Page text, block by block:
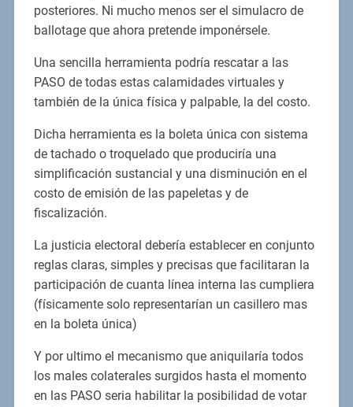
posteriores. Ni mucho menos ser el simulacro de
ballotage que ahora pretende imponérsele.
Una sencilla herramienta podría rescatar a las
PASO de todas estas calamidades virtuales y
también de la única física y palpable, la del costo.
Dicha herramienta es la boleta única con sistema
de tachado o troquelado que produciría una
simplificación sustancial y una disminución en el
costo de emisión de las papeletas y de
fiscalización.
La justicia electoral debería establecer en conjunto
reglas claras, simples y precisas que facilitaran la
participación de cuanta línea interna las cumpliera
(físicamente solo representarían un casillero mas
en la boleta única)
Y por ultimo el mecanismo que aniquilaría todos
los males colaterales surgidos hasta el momento
en las PASO seria habilitar la posibilidad de votar